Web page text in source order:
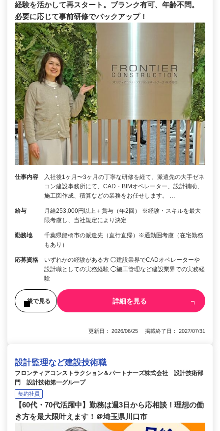
経験を活かして再スタート。ブランク有可、年齢不問。
必要に応じて事前研修でバックアップ！
仕事内容
入社後1ヶ月〜3ヶ月の丁寧な研修を経て、派遣先の大手ゼネ
コン建設事務所にて、CAD・BIMオペレーター、設計補助、
施工図作成、積算などの業務をお任せします。 …
給与
月給253,000円以上＋賞与（年2回） ※経験・スキルを最大
限考慮し、当社規定により決定
勤務地
千葉県船橋市の派遣先（直行直帰）※通勤圏考慮（在宅勤務
もあり）
応募資格
いずれかの経験がある方 ◯建設業界でCADオペレーターや
設計職としての実務経験 ◯施工管理など建設業界での実務経
験
後で見る 詳細を見る
更新日： 2026/06/25 掲載終了日： 2027/07/31
設計監理など建設技術職
フロンティアコンストラクション＆パートナーズ株式会社 設計技術部
門 設計技術第一グループ
契約社員
【60代・70代活躍中】勤務は週3日から応相談！理想の働
き方を最大限叶えます！＠埼玉県川口市